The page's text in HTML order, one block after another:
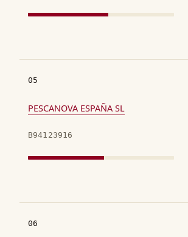
05
PESCANOVA ESPAÑA SL
B94123916
06